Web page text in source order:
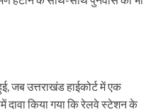
उत्तराखंड हाईकोर्ट में एक
दावा किया गया कि रेलवे स्टेशन के